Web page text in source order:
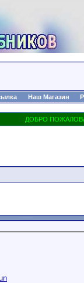
Наш Магазин